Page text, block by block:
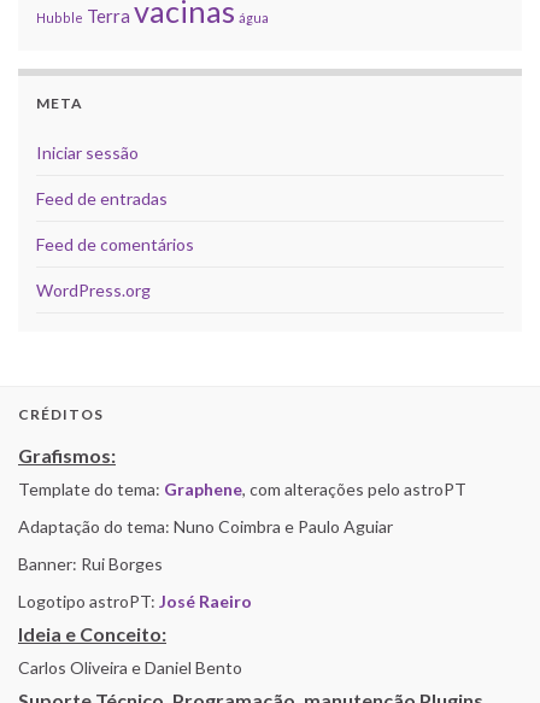
Hubble Terra vacinas água
META
Iniciar sessão
Feed de entradas
Feed de comentários
WordPress.org
CRÉDITOS
Grafismos:
Template do tema: Graphene, com alterações pelo astroPT
Adaptação do tema: Nuno Coimbra e Paulo Aguiar
Banner: Rui Borges
Logotipo astroPT: José Raeiro
Ideia e Conceito:
Carlos Oliveira e Daniel Bento